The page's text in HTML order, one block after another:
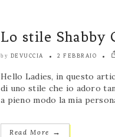
Lo stile Shabby
by DEVUCCIA 2 FEBBRAIO
Hello Ladies, in questo
di uno stile che io adoro
a pieno modo la mia
Read More →